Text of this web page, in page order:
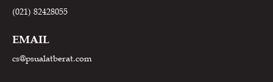
(021) 82428055
EMAIL
cs@psualatberat.com